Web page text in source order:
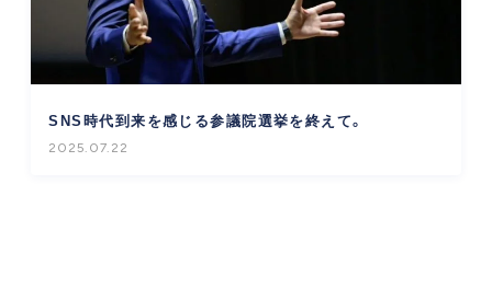
SNS時代到来を感じる参議院選挙を終えて。
2025.07.22